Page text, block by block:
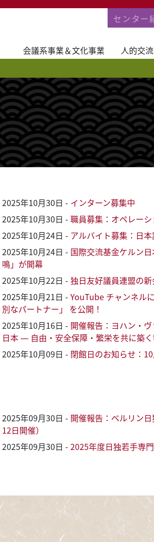
センター
会議系事業＆文化事業 人的交
2025年10月30日 - インターン募集中
2025年10月30日 - 職員募集：オペレー
2025年10月24日 - アルバイト募集：日
2025年10月24日 - 国際交流基金ケルン
鳴」が開幕
2025年10月22日 - 独日友好議員連盟の
2025年10月21日 - YouTube チャンネル
別なパートナー」 を公開！
2025年10月16日 - 開催報告：ヨハン・
日本 ― 自由・安全保障・繁栄を共に築
2025年10月09日 - 閉館日のお知らせ：10
2025年09月30日 - 開催報告：ベルリン
12日開催）
2025年09月30日 - 2025年度日独若手専